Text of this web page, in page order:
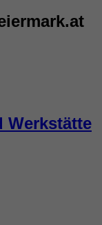
Werkstätte